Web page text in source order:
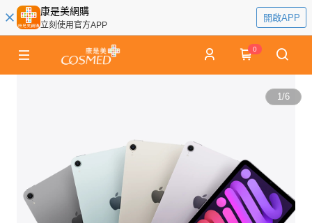
康是美網購
立刻使用官方APP
開啟APP
0
1/6